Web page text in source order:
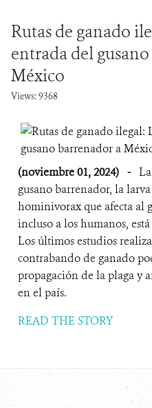
Rutas de ganado
entrada del
México
Views: 9368
(noviembre 01, 2024) -
gusano barrenador, la
hominivorax que afecta al
incluso a los humanos,
Los últimos estudios
contrabando de ganado
propagación de la plaga
en el país.
READ THE STORY